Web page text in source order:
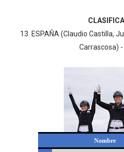
13. ESPAÑA (Claudio Castilla,
Carrascosa)
Nombre